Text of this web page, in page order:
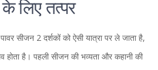
के लिए तत्पर
सीजन 2 दर्शकों को ऐसी यात्रा पर ले जाता है,
होता है। पहली सीजन की भव्यता और कहानी की